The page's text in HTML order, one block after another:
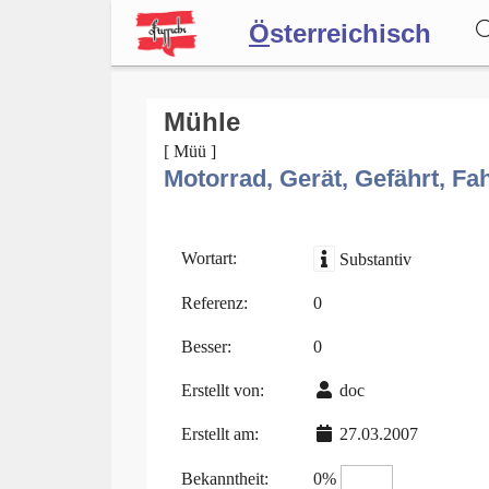
Österreichisch
Forum
Blog
Mühle
[ Müü ]
Motorrad, Gerät, Gefährt,
Wortart: Substantiv
Referenz: 0
Besser: 0
Erstellt von: doc
Erstellt am: 27.03.2007
Bekanntheit: 0%